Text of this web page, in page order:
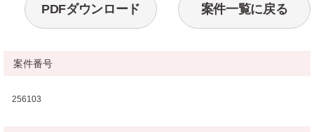
PDFダウンロード 案件一覧に戻る
案件番号
256103